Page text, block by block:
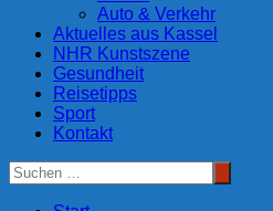
Auto & Verkehr
Aktuelles aus Kassel
NHR Kunstszene
Gesundheit
Reisetipps
Sport
Kontakt